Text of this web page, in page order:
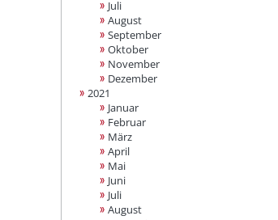
Juli
August
September
Oktober
November
Dezember
2021
Januar
Februar
März
April
Mai
Juni
Juli
August